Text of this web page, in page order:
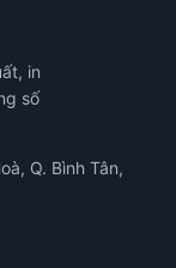
in
số
Q. Bình Tân,